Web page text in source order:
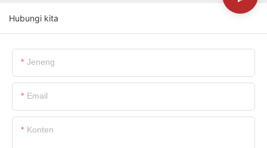
Hubungi kita
Jeneng
Email
Konten